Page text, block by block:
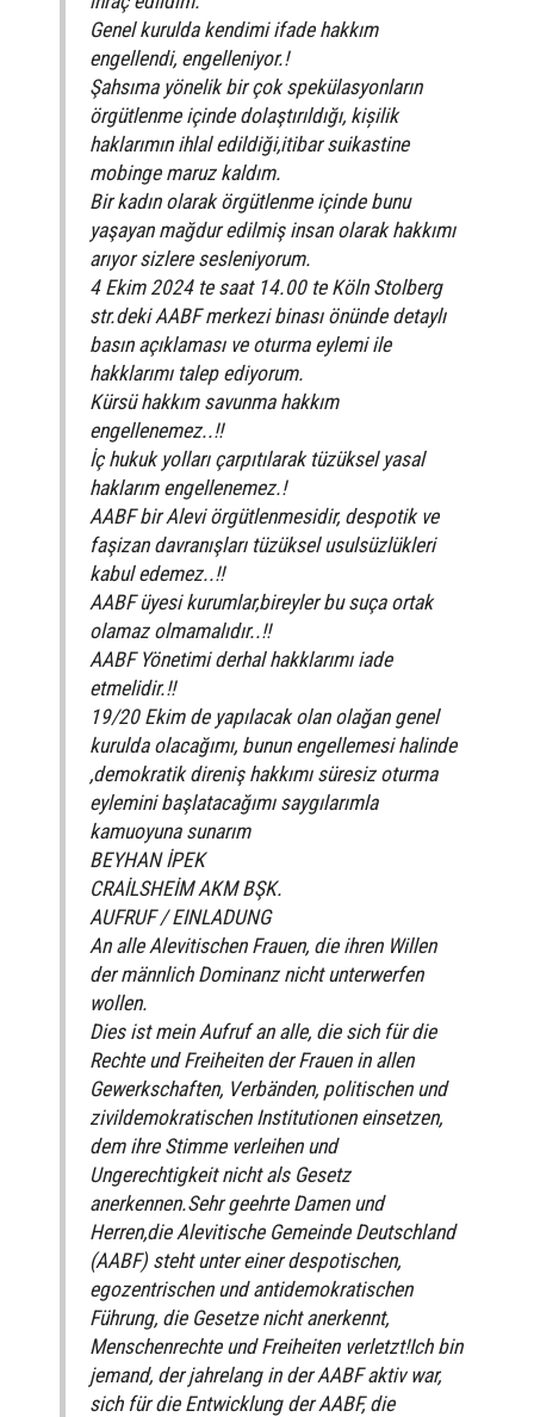
Genel kurulda kendimi ifade hakkım
engellendi, engelleniyor.!
Şahsıma yönelik bir çok spekülasyonların
örgütlenme içinde dolaştırıldığı, kișilik
haklarımın ihlal edildiği,itibar suikastine
mobinge maruz kaldım.
Bir kadın olarak örgütlenme içinde bunu
yaşayan mağdur edilmiş insan olarak hakkımı
arıyor sizlere sesleniyorum.
4 Ekim 2024 te saat 14.00 te Köln Stolberg
str.deki AABF merkezi binası önünde detaylı
basın açıklaması ve oturma eylemi ile
hakklarımı talep ediyorum.
Kürsü hakkım savunma hakkım
engellenemez..!!
İç hukuk yolları çarpıtılarak tüzüksel yasal
haklarım engellenemez.!
AABF bir Alevi örgütlenmesidir, despotik ve
faşizan davranışları tüzüksel usulsüzlükleri
kabul edemez..!!
AABF üyesi kurumlar,bireyler bu suça ortak
olamaz olmamalıdır..!!
AABF Yönetimi derhal hakklarımı iade
etmelidir.!!
19/20 Ekim de yapılacak olan olağan genel
kurulda olacağımı, bunun engellemesi halinde
,demokratik direniş hakkımı süresiz oturma
eylemini başlatacağımı saygılarımla
kamuoyuna sunarım
BEYHAN İPEK
CRAİLSHEİM AKM BŞK.
AUFRUF / EINLADUNG
An alle Alevitischen Frauen, die ihren Willen
der männlich Dominanz nicht unterwerfen
wollen.
Dies ist mein Aufruf an alle, die sich für die
Rechte und Freiheiten der Frauen in allen
Gewerkschaften, Verbänden, politischen und
zivildemokratischen Institutionen einsetzen,
dem ihre Stimme verleihen und
Ungerechtigkeit nicht als Gesetz
anerkennen.Sehr geehrte Damen und
Herren,die Alevitische Gemeinde Deutschland
(AABF) steht unter einer despotischen,
egozentrischen und antidemokratischen
Führung, die Gesetze nicht anerkennt,
Menschenrechte und Freiheiten verletzt!Ich bin
jemand, der jahrelang in der AABF aktiv war,
sich für die Entwicklung der AABF, die